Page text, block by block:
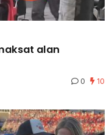
alan
0 10